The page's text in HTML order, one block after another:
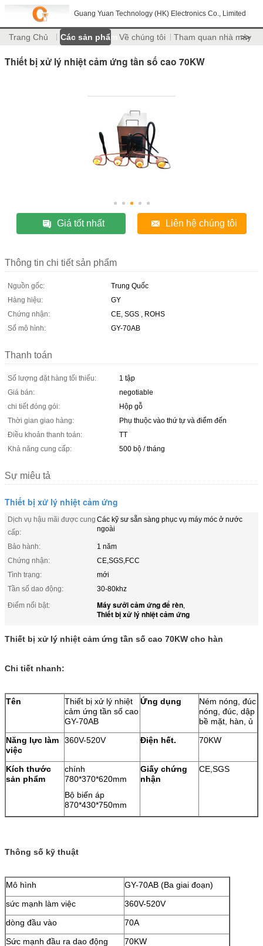
Guang Yuan Technology (HK) Electronics Co., Limited
Trang Chủ Các sản phẩm Về chúng tôi Tham quan nhà máy
>>
Thiết bị xử lý nhiệt cảm ứng tần số cao 70KW
Giá tốt nhất Liên hệ chúng tôi
Thông tin chi tiết sản phẩm
Nguồn gốc:
Trung Quốc
Hàng hiệu:
GY
Chứng nhận:
CE, SGS , ROHS
Số mô hình:
GY-70AB
Thanh toán
Số lượng đặt hàng tối thiểu:
1 tập
Giá bán:
negotiable
chi tiết đóng gói:
Hộp gỗ
Thời gian giao hàng:
Phụ thuộc vào thứ tự và điểm đến
Điều khoản thanh toán:
TT
Khả năng cung cấp:
500 bộ / tháng
Sự miêu tả
Thiết bị xử lý nhiệt cảm ứng
Dịch vụ hậu mãi được cung
cấp:
Các kỹ sư sẵn sàng phục vụ máy móc ở nước
ngoài
Bảo hành:
1 năm
Chứng nhận:
CE,SGS,FCC
Tình trạng:
mới
Tần số dao động:
30-80khz
Điểm nổi bật:
Máy sưởi cảm ứng để rèn,
Thiết bị xử lý nhiệt cảm ứng
Thiết bị xử lý nhiệt cảm ứng tần số cao 70KW cho hàn
Chi tiết nhanh:
Tên
Thiết bị xử lý nhiệt
cảm ứng tần số cao
GY-70AB
Ứng dụng
Ném nóng, đúc
nóng, đúc, dập
bề mặt, hàn, ủ
Năng lực làm
việc
360V-520V Điện hết. 70KW
Kích thước
sản phẩm
chính
780*370*620mm
Bộ biến áp
870*430*750mm
Giấy chứng
nhận
CE,SGS
Thông số kỹ thuật
Mô hình
GY-70AB (Ba giai đoạn)
sức mạnh làm việc
360V-520V
dòng đầu vào
70A
Sức mạnh đầu ra dao động
70KW